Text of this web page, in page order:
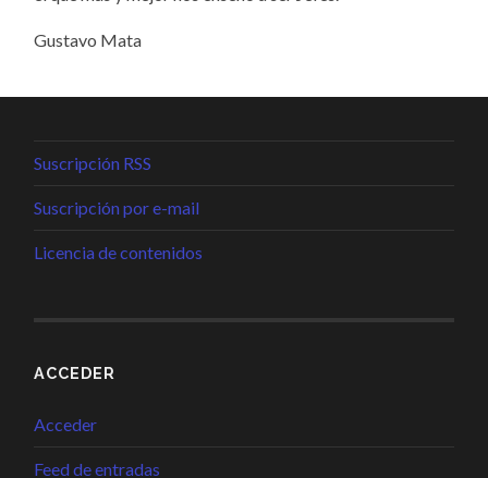
Gustavo Mata
Suscripción RSS
Suscripción por e-mail
Licencia de contenidos
ACCEDER
Acceder
Feed de entradas